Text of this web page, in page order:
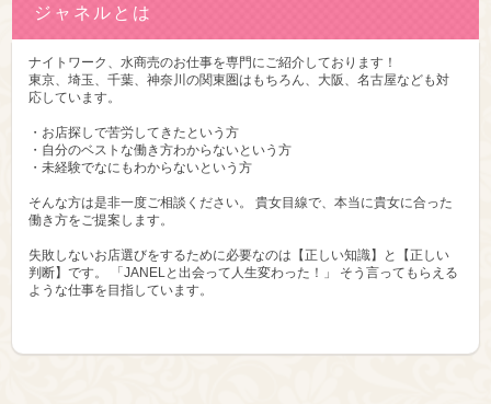
ジャネルとは
ナイトワーク、水商売のお仕事を専門にご紹介しております！
東京、埼玉、千葉、神奈川の関東圏はもちろん、大阪、名古屋なども対
応しています。
・お店探しで苦労してきたという方
・自分のベストな働き方わからないという方
・未経験でなにもわからないという方
そんな方は是非一度ご相談ください。 貴女目線で、本当に貴女に合った
働き方をご提案します。
失敗しないお店選びをするために必要なのは【正しい知識】と【正しい
判断】です。 「JANELと出会って人生変わった！」 そう言ってもらえる
ような仕事を目指しています。